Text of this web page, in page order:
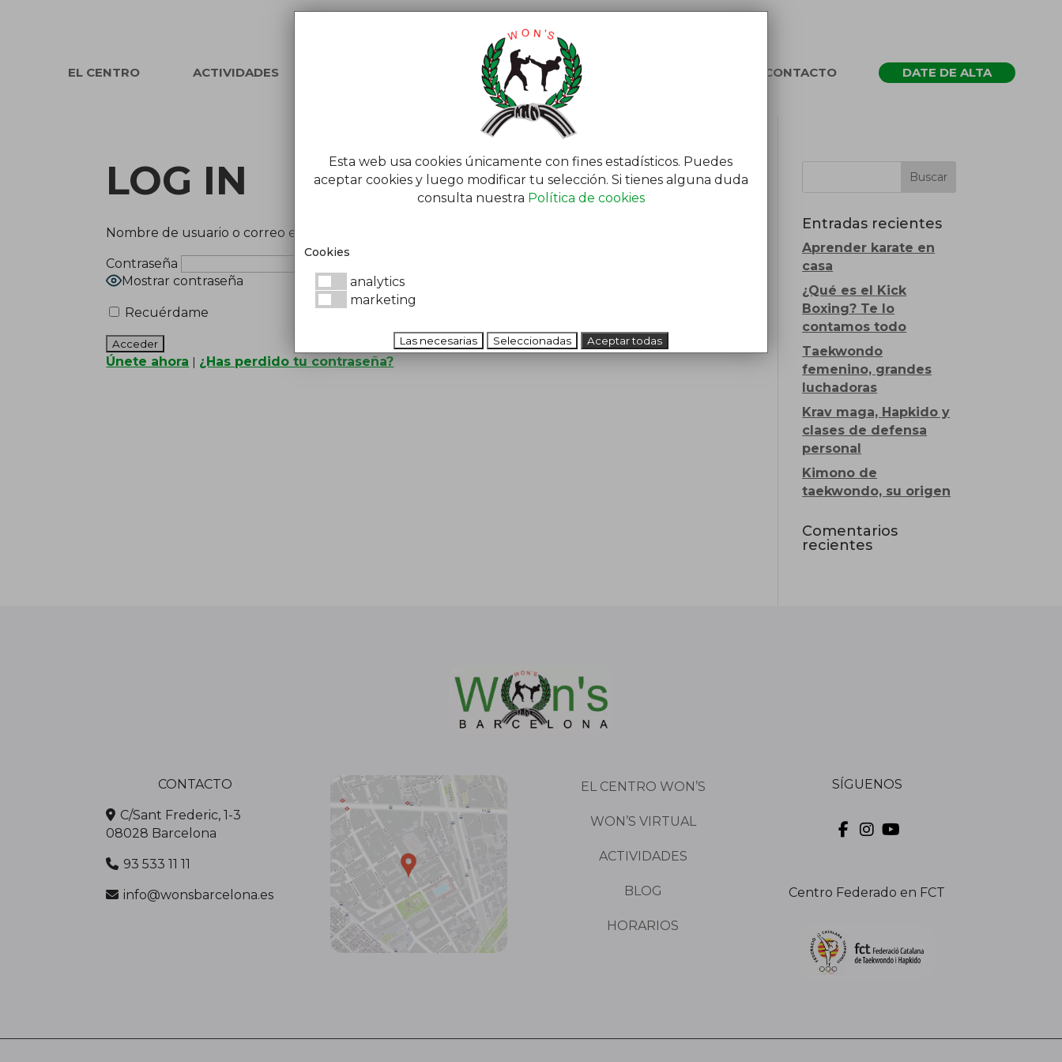
EL CENTRO ACTIVIDADES CONTACTO DATE DE ALTA
LOG IN
Nombre de usuario o correo electrónico
Contraseña
Mostrar contraseña
Recuérdame
Únete ahora | ¿Has perdido tu contraseña?
Entradas recientes
Aprender karate en
casa
¿Qué es el Kick
Boxing? Te lo
contamos todo
Taekwondo
femenino, grandes
luchadoras
Krav maga, Hapkido y
clases de defensa
personal
Kimono de
taekwondo, su origen
Comentarios
recientes
CONTACTO
C/Sant Frederic, 1-3
08028 Barcelona
93 533 11 11
info@wonsbarcelona.es
EL CENTRO WON’S
WON’S VIRTUAL
ACTIVIDADES
BLOG
HORARIOS
SÍGUENOS
Centro Federado en FCT
Esta web usa cookies únicamente con fines estadísticos. Puedes
aceptar cookies y luego modificar tu selección. Si tienes alguna duda
consulta nuestra Política de cookies
Cookies
analytics
marketing
Las necesarias Seleccionadas Aceptar todas